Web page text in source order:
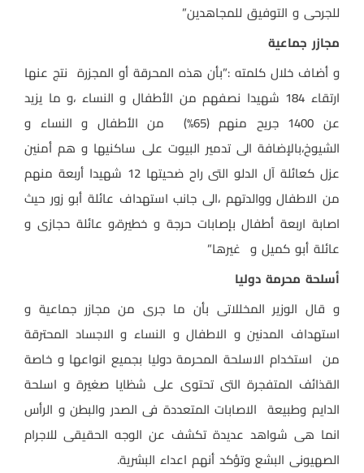
للجرحى و التوفيق للمجاهدين”
مجازر جماعية
و أضاف خلال كلمته :”بأن هذه المحرقة أو المجزرة نتج عنها
ارتقاء 184 شهيدا نصفهم من الأطفال و النساء ،و ما يزيد
عن 1400 جريح منهم (65%) من الأطفال و النساء و
الشيوخ،بالإضافة الى تدمير البيوت على ساكنيها و هم أمنين
عزل كعائلة آل الدلو التى راح ضحيتها 12 شهيدا أربعة منهم
من الاطفال ووالدتهم ،الى جانب استهداف عائلة أبو زور حيث
اصابة اربعة أطفال بإصابات حرجة و خطيرة،و عائلة حجازى و
عائلة أبو كميل و غيرها”
أسلحة محرمة دوليا
و قال الوزير المخللاتى بأن ما جرى من مجازر جماعية و
استهداف المدنين و الاطفال و النساء و الاجساد المحترقة
من استخدام الاسلحة المحرمة دوليا بجميع انواعها و خاصة
القذائف المتفجرة التى تحتوى على شظايا صغيرة و اسلحة
الدايم وطبيعة الاصابات المتعددة فى الصدر والبطن و الرأس
انما هى شواهد عديدة تكشف عن الوجه الحقيقى للاجرام
الصهيونى البشع وتؤكد أنهم اعداء البشرية.